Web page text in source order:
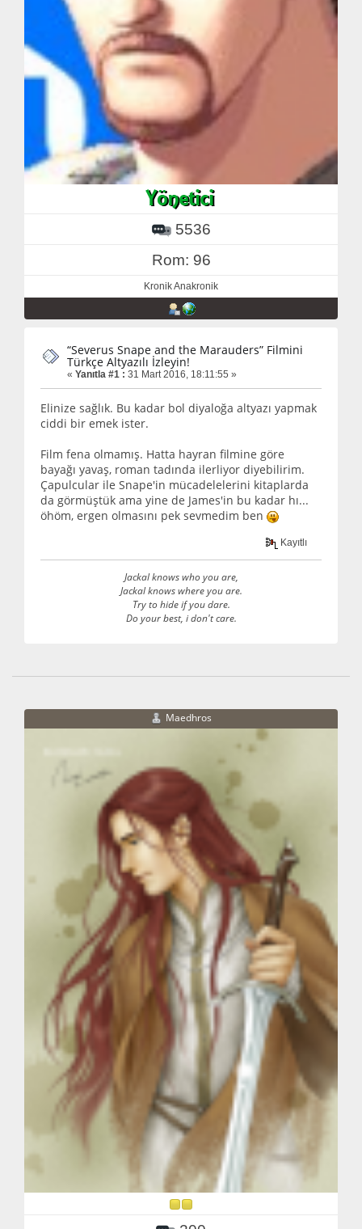
5536
Rom: 96
Kronik Anakronik
“Severus Snape and the Marauders” Filmini
Türkçe Altyazılı İzleyin!
« Yanıtla #1 : 31 Mart 2016, 18:11:55 »
Elinize sağlık. Bu kadar bol diyaloğa altyazı yapmak
ciddi bir emek ister.
Film fena olmamış. Hatta hayran filmine göre
bayağı yavaş, roman tadında ilerliyor diyebilirim.
Çapulcular ile Snape'in mücadelelerini kitaplarda
da görmüştük ama yine de James'in bu kadar hı...
öhöm, ergen olmasını pek sevmedim ben
Kayıtlı
Jackal knows who you are,
Jackal knows where you are.
Try to hide if you dare.
Do your best, i don't care.
Maedhros